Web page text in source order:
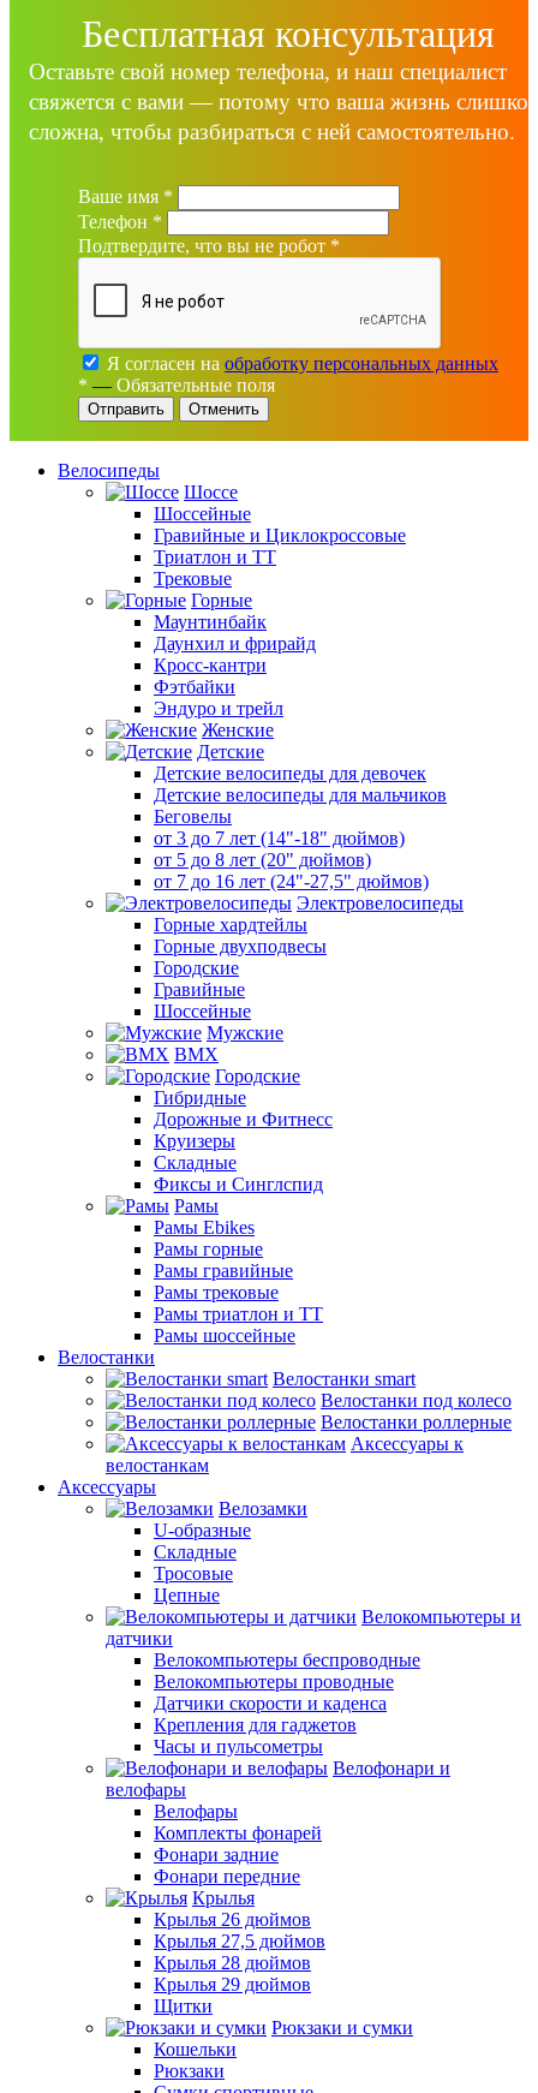
Бесплатная консультация
Оставьте свой номер телефона, и наш специалист
свяжется с вами — потому что ваша жизнь
сложна, чтобы разбираться с ней самостоятельно.
Ваше имя *
Телефон *
Подтвердите, что вы не робот *
Я согласен на обработку персональных данных
* — Обязательные поля
Отменить
Велосипеды
Шоссе
Шоссейные
Гравийные и Циклокроссовые
Триатлон и ТТ
Трековые
Горные
Маунтинбайк
Даунхил и фрирайд
Кросс-кантри
Фэтбайки
Эндуро и трейл
Женские
Детские
Детские велосипеды для девочек
Детские велосипеды для мальчиков
Беговелы
от 3 до 7 лет (14"-18" дюймов)
от 5 до 8 лет (20" дюймов)
от 7 до 16 лет (24"-27,5" дюймов)
Электровелосипеды
Горные хардтейлы
Горные двухподвесы
Городские
Гравийные
Шоссейные
Мужские
BMX
Городские
Гибридные
Дорожные и Фитнесс
Круизеры
Складные
Фиксы и Синглспид
Рамы
Рамы Ebikes
Рамы горные
Рамы гравийные
Рамы трековые
Рамы триатлон и ТТ
Рамы шоссейные
Велостанки
Велостанки smart
Велостанки под колесо
Велостанки роллерные
Аксессуары к
велостанкам
Аксессуары
Велозамки
U-образные
Складные
Тросовые
Цепные
Велокомпьютеры и
датчики
Велокомпьютеры беспроводные
Велокомпьютеры проводные
Датчики скорости и каденса
Крепления для гаджетов
Часы и пульсометры
Велофонари и
велофары
Велофары
Комплекты фонарей
Фонари задние
Фонари передние
Крылья
Крылья 26 дюймов
Крылья 27,5 дюймов
Крылья 28 дюймов
Крылья 29 дюймов
Щитки
Рюкзаки и сумки
Кошельки
Рюкзаки